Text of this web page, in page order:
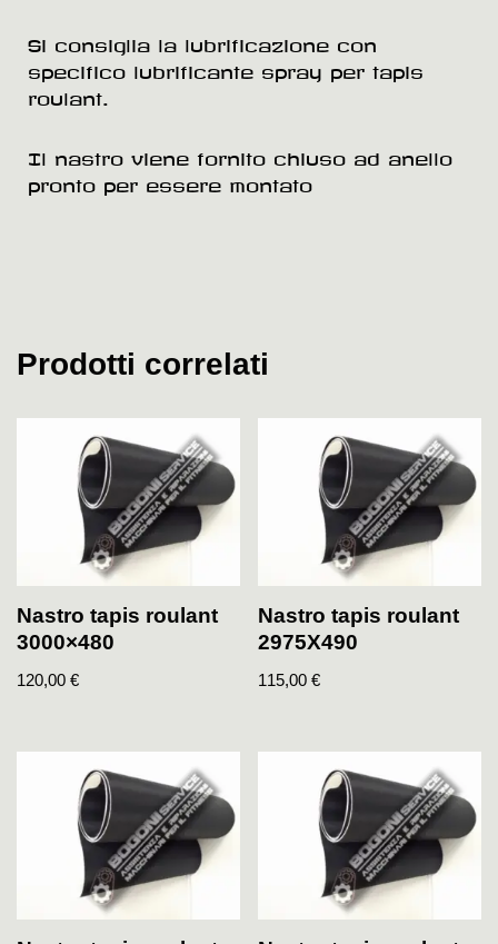
Si consiglia la lubrificazione con
specifico lubrificante spray per tapis
roulant.
Il nastro viene fornito chiuso ad anello
pronto per essere montato
Prodotti correlati
Nastro tapis roulant
3000×480
120,00 €
Nastro tapis roulant
2975X490
115,00€